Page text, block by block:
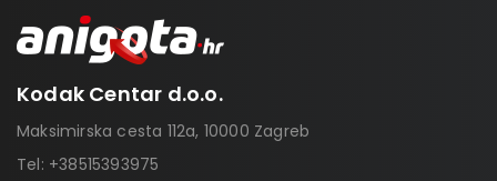
Kodak Centar d.o.o.
Maksimirska cesta 112a, 10000 Zagreb
Tel: +38515393975